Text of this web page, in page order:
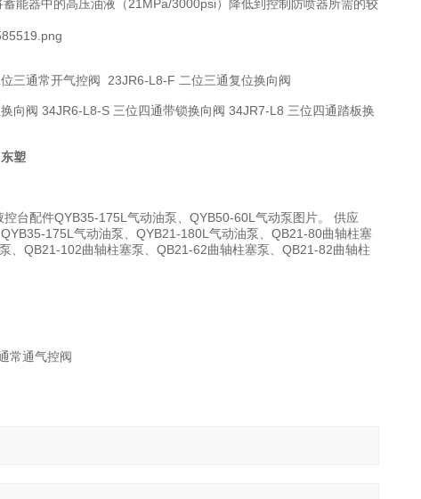
能器中的高压油液（21MPa/3000psi）降低到控制防喷器所需的较
三通常开气控阀 23JR6-L8-F 二位三通复位换向阀
向阀 34JR6-L8-S 三位四通带锁换向阀 34JR7-L8 三位四通踏板换
塑
台配件QYB35-175L气动油泵、QYB50-60L气动泵图片。 供应
175L气动油泵、QYB21-180L气动油泵、QB21-80曲轴柱塞
、QB21-102曲轴柱塞泵、QB21-62曲轴柱塞泵、QB21-82曲轴柱
常通气控阀